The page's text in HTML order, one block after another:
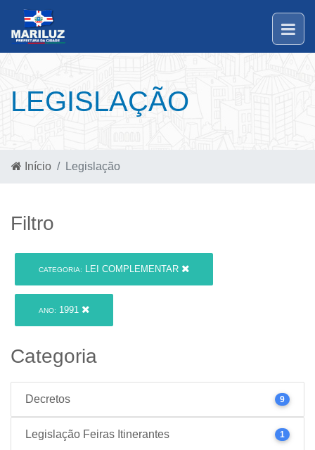
LEGISLAÇÃO
Início Legislação
Filtro
CATEGORIA: LEI COMPLEMENTAR
ANO: 1991
Categoria
Decretos 9
Legislação Feiras Itinerantes 1